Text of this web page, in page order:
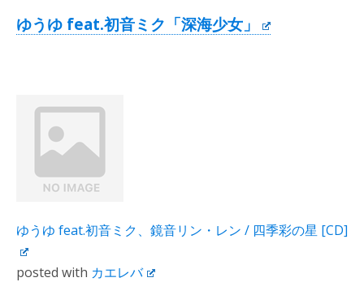
ゆうゆ feat.初音ミク「深海少女」
ゆうゆ feat.初音ミク、鏡音リン・レン / 四季彩の星 [CD]
posted with カエレバ